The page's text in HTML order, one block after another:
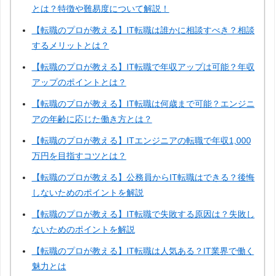
とは？特徴や難易度について解説！
【転職のプロが教える】IT転職は誰かに相談すべき？相談
するメリットとは？
【転職のプロが教える】IT転職で年収アップは可能？年収
アップのポイントとは？
【転職のプロが教える】IT転職は何歳まで可能？エンジニ
アの年齢に応じた働き方とは？
【転職のプロが教える】ITエンジニアの転職で年収1,000
万円を目指すコツとは？
【転職のプロが教える】公務員からIT転職はできる？後悔
しないためのポイントを解説
【転職のプロが教える】IT転職で失敗する原因は？失敗し
ないためのポイントを解説
【転職のプロが教える】IT転職は人気ある？IT業界で働く
魅力とは